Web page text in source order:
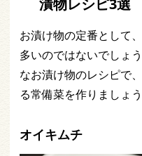
漬物レシピ3選
お漬け物の定番として
多いのではないでしょ
なお漬け物のレシピで
る常備菜を作りましょう
オイキムチ